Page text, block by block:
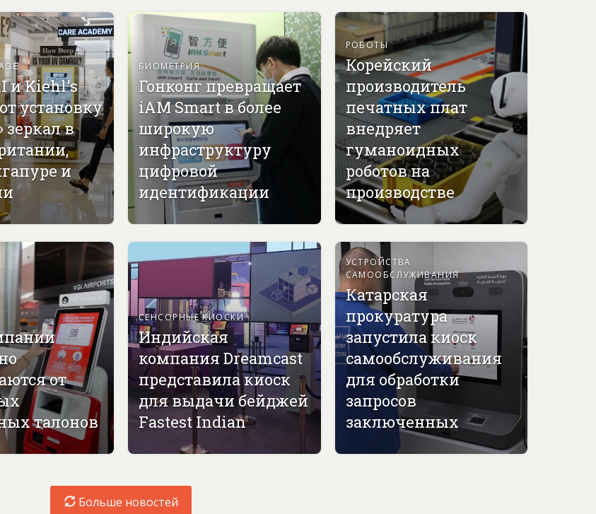
и Kiehl's
установку
в
и
БИОМЕТРИЯ
Гонконг превращает
iAM Smart в более
широкую
инфраструктуру
цифровой
идентификации
РОБОТЫ
Корейский
производитель
печатных плат
внедряет
гуманоидных
роботов на
производстве
от
талонов
СЕНСОРНЫЕ КИОСКИ
Индийская
компания Dreamcast
представила киоск
для выдачи бейджей
Fastest Indian
УСТРОЙСТВА
САМООБСЛУЖИВАНИЯ
Катарская
прокуратура
запустила киоск
самообслуживания
для обработки
запросов
заключенных
Больше новостей